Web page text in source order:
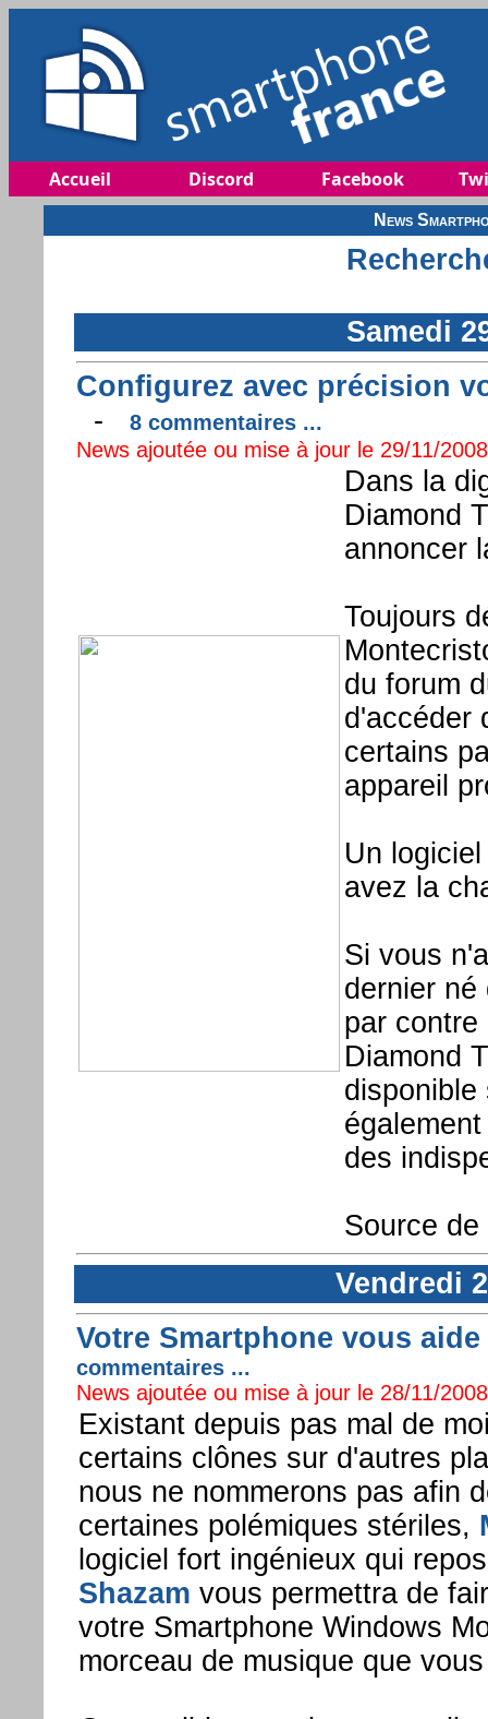
Accueil Discord Facebook
News
Samedi
Configurez avec précision
-
8 commentaires ...
News ajoutée ou mise à jour le 29/11/
Dans la
Diamond
annoncer
Toujours
du forum
d'accéder
certains
appareil
Un
avez la
Si vous
dernier
par contre
Diamond
des
Source
Vendredi
Votre Smartphone vous
commentaires ...
News ajoutée ou mise à jour le 28/11/
Existant depuis pas mal de
certains clônes sur d'autres
nous ne nommerons pas afin
certaines polémiques stériles,
logiciel fort ingénieux qui
Shazam vous permettra de
votre Smartphone Windows
morceau de musique que